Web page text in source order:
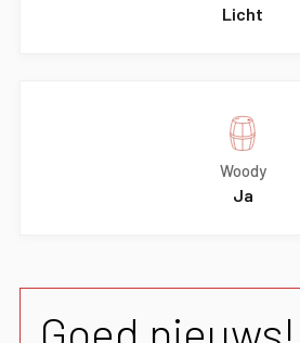
Licht
Woody
Ja
Goed nieuws!